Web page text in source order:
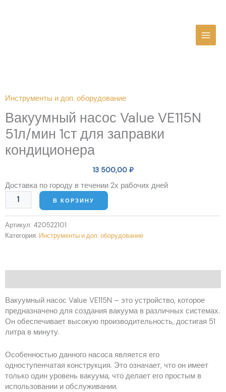
Инструменты и доп. оборудование
Вакуумный насос Value VE115N
51л/мин 1ст для заправки
кондиционера
13 500,00 ₽
Доставка по городу в течении 2х рабочих дней
Вакуумный
Value
VE115N
51л/
мин
заправки
кондиционера
В КОРЗИНУ
Артикул: 420522101
Категория: Инструменты и доп. оборудование
Вакуумный насос Value VE115N – это устройство, которое
предназначено для создания вакуума в различных системах.
Он обеспечивает высокую производительность, достигая 51
литра в минуту.
Особенностью данного насоса является его
одноступенчатая конструкция. Это означает, что он имеет
только один уровень вакуума, что делает его простым в
использовании и обслуживании.